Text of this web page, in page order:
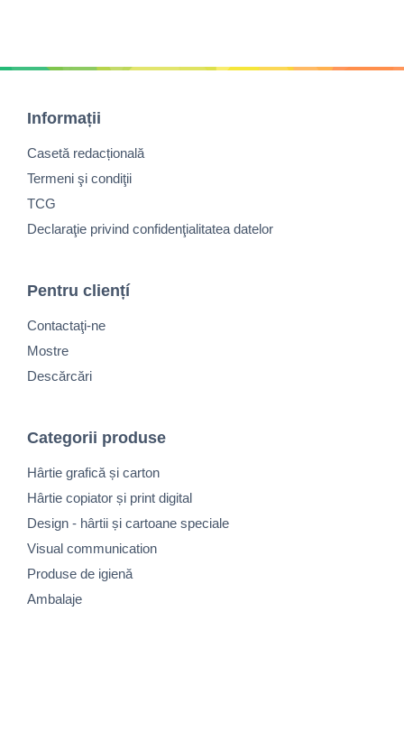
Informații
Casetă redacțională
Termeni şi condiţii
TCG
Declaraţie privind confidenţialitatea datelor
Pentru cliențí
Contactaţi-ne
Mostre
Descărcări
Categorii produse
Hârtie grafică și carton
Hârtie copiator și print digital
Design - hârtii și cartoane speciale
Visual communication
Produse de igienă
Ambalaje